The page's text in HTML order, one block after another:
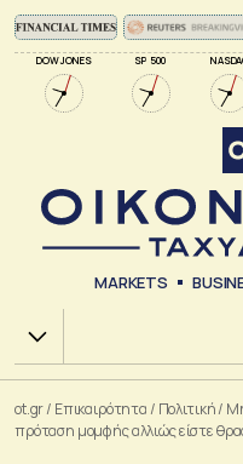
DOW JONES SP 500
MARKETS
Χ.Α.
ot.gr/ Επικαιρότητα / Πολιτική/
πρόταση μομφής αλλιώς είστε